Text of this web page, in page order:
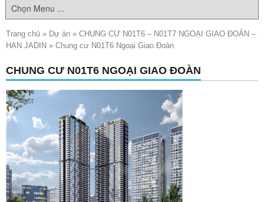
Trang chủ » Dự án » CHUNG CƯ N01T6 – N01T7 NGOẠI GIAO ĐOÀN –
HAN JADIN » Chung cư N01T6 Ngoại Giao Đoàn
CHUNG CƯ N01T6 NGOẠI GIAO ĐOÀN